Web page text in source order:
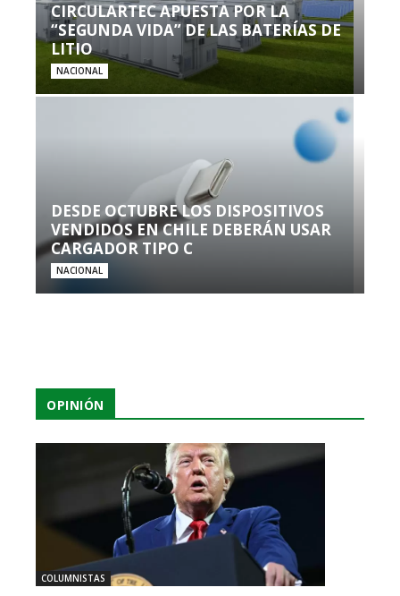
CIRCULARTEC APUESTA POR LA
“SEGUNDA VIDA” DE LAS BATERÍAS DE
LITIO
NACIONAL
DESDE OCTUBRE LOS DISPOSITIVOS
VENDIDOS EN CHILE DEBERÁN USAR
CARGADOR TIPO C
NACIONAL
OPINIÓN
COLUMNISTAS